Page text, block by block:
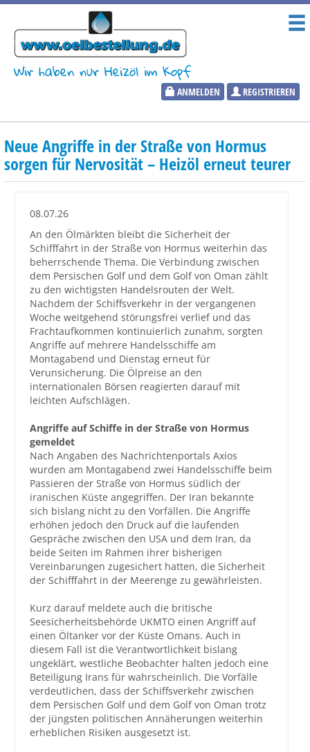
Wir haben nur Heizöl im Kopf
ANMELDEN REGISTRIEREN
Heizölpreise
Aktueller Heizölpreis
PLZ:
Marktinformationen
Wunschpreis Benachrichtigung
Großbestellungen
Produkte
Service
Händler
Hilfe und Kontakt
Shop
Neue Angriffe in der Straße von Hormus
sorgen für Nervosität – Heizöl erneut teurer
08.07.26
An den Ölmärkten bleibt die Sicherheit der
Schifffahrt in der Straße von Hormus weiterhin das
beherrschende Thema. Die Verbindung zwischen
dem Persischen Golf und dem Golf von Oman zählt
zu den wichtigsten Handelsrouten der Welt.
Nachdem der Schiffsverkehr in der vergangenen
Woche weitgehend störungsfrei verlief und das
Frachtaufkommen kontinuierlich zunahm, sorgten
Angriffe auf mehrere Handelsschiffe am
Montagabend und Dienstag erneut für
Verunsicherung. Die Ölpreise an den
internationalen Börsen reagierten darauf mit
leichten Aufschlägen.
Angriffe auf Schiffe in der Straße von Hormus
gemeldet
Nach Angaben des Nachrichtenportals Axios
wurden am Montagabend zwei Handelsschiffe beim
Passieren der Straße von Hormus südlich der
iranischen Küste angegriffen. Der Iran bekannte
sich bislang nicht zu den Vorfällen. Die Angriffe
erhöhen jedoch den Druck auf die laufenden
Gespräche zwischen den USA und dem Iran, da
beide Seiten im Rahmen ihrer bisherigen
Vereinbarungen zugesichert hatten, die Sicherheit
der Schifffahrt in der Meerenge zu gewährleisten.
Kurz darauf meldete auch die britische
Seesicherheitsbehörde UKMTO einen Angriff auf
einen Öltanker vor der Küste Omans. Auch in
diesem Fall ist die Verantwortlichkeit bislang
ungeklärt, westliche Beobachter halten jedoch eine
Beteiligung Irans für wahrscheinlich. Die Vorfälle
verdeutlichen, dass der Schiffsverkehr zwischen
dem Persischen Golf und dem Golf von Oman trotz
der jüngsten politischen Annäherungen weiterhin
erheblichen Risiken ausgesetzt ist.